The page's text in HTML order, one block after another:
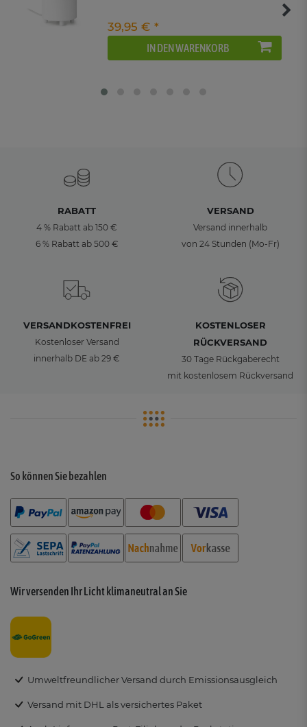
39,95 € *
IN DEN WARENKORB
RABATT
4 % Rabatt ab 150 €
6 % Rabatt ab 500 €
VERSAND
Versand innerhalb
von 24 Stunden (Mo-Fr)
VERSANDKOSTENFREI
Kostenloser Versand
innerhalb DE ab 29 €
KOSTENLOSER
RÜCKVERSAND
30 Tage Rückgaberecht
mit kostenlosem Rückversand
So können Sie bezahlen
Wir versenden Ihr Licht klimaneutral an Sie
Umweltfreundlicher Versand durch Emissionsausgleich
Versand mit DHL als versichertes Paket